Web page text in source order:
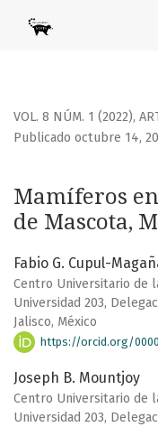
Mamíferos en
VOL. 8 NÚM. 1 (2022),
Mamíferos
de Mascota,
Publicado octubre 14,
Fabio G. Cupul-
Centro Universitario de
Universidad 203,
Jalisco, México
https://orcid.org/
Joseph B. Mountjoy
Centro Universitario de
Universidad 203,